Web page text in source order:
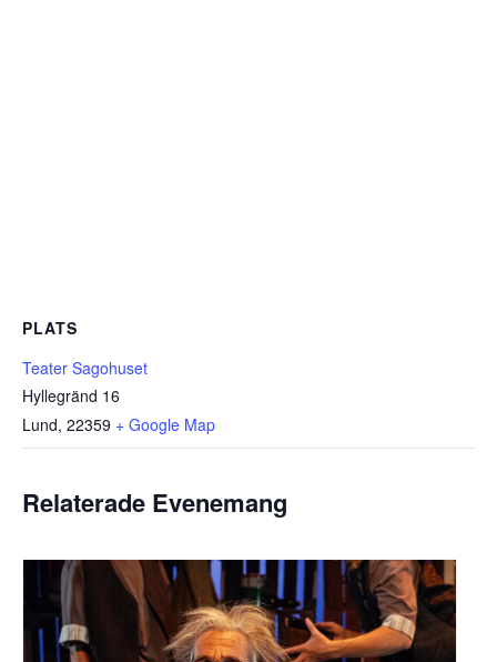
PLATS
Teater Sagohuset
Hyllegränd 16
Lund, 22359 + Google Map
Relaterade Evenemang